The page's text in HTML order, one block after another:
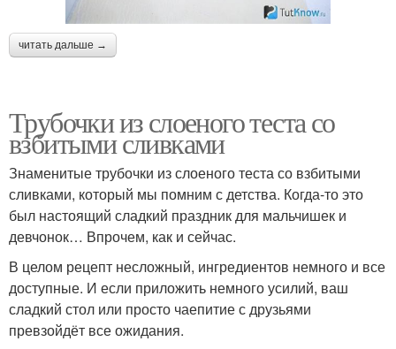
читать дальше →
Трубочки из слоеного теста со
взбитыми сливками
Знаменитые трубочки из слоеного теста со взбитыми
сливками, который мы помним с детства. Когда-то это
был настоящий сладкий праздник для мальчишек и
девчонок… Впрочем, как и сейчас.
В целом рецепт несложный, ингредиентов немного и все
доступные. И если приложить немного усилий, ваш
сладкий стол или просто чаепитие с друзьями
превзойдёт все ожидания.